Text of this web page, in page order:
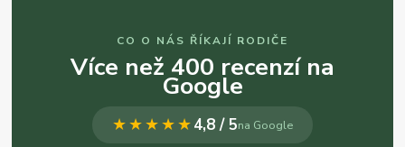
CO O NÁS ŘÍKAJÍ RODIČE
Více než 400 recenzí na
Google
★★★★★4,8 / 5na Google